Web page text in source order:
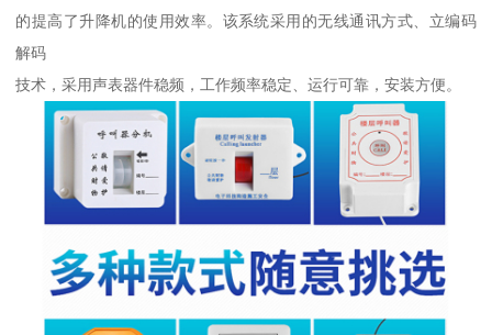
的提高了升降机的使用效率。该系统采用的无线通讯方式、立编码
解码
技术，采用声表器件稳频，工作频率稳定、运行可靠，安装方便。